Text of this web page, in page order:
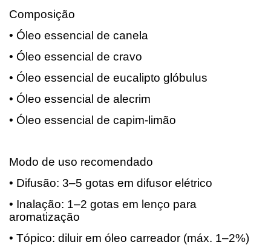
Composição
• Óleo essencial de canela
• Óleo essencial de cravo
• Óleo essencial de eucalipto glóbulus
• Óleo essencial de alecrim
• Óleo essencial de capim-limão
Modo de uso recomendado
• Difusão: 3–5 gotas em difusor elétrico
• Inalação: 1–2 gotas em lenço para
aromatização
• Tópico: diluir em óleo carreador (máx. 1–2%)